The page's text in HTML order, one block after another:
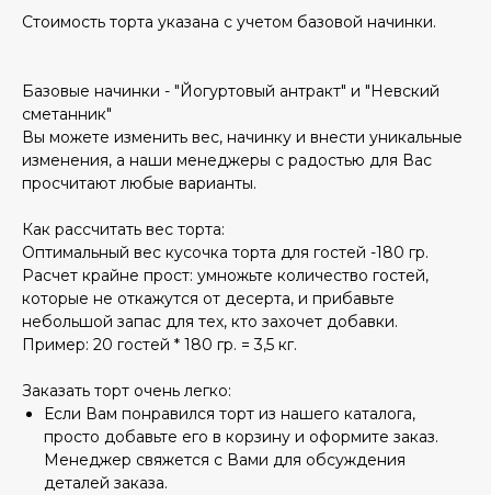
Стоимость торта указана с учетом базовой начинки.
Базовые начинки - "Йогуртовый антракт" и "Невский
сметанник"
Вы можете изменить вес, начинку и внести уникальные
изменения, а наши менеджеры с радостью для Вас
просчитают любые варианты.
Как рассчитать вес торта:
Оптимальный вес кусочка торта для гостей -180 гр.
Расчет крайне прост: умножьте количество гостей,
которые не откажутся от десерта, и прибавьте
небольшой запас для тех, кто захочет добавки.
Пример: 20 гостей * 180 гр. = 3,5 кг.
Заказать торт очень легко:
Если Вам понравился торт из нашего каталога,
просто добавьте его в корзину и оформите заказ.
Менеджер свяжется с Вами для обсуждения
деталей заказа.